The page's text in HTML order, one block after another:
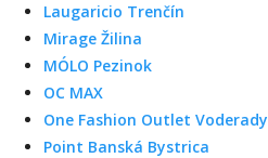
Laugaricio Trenčín
Mirage Žilina
MÓLO Pezinok
OC MAX
One Fashion Outlet Voderady
Point Banská Bystrica